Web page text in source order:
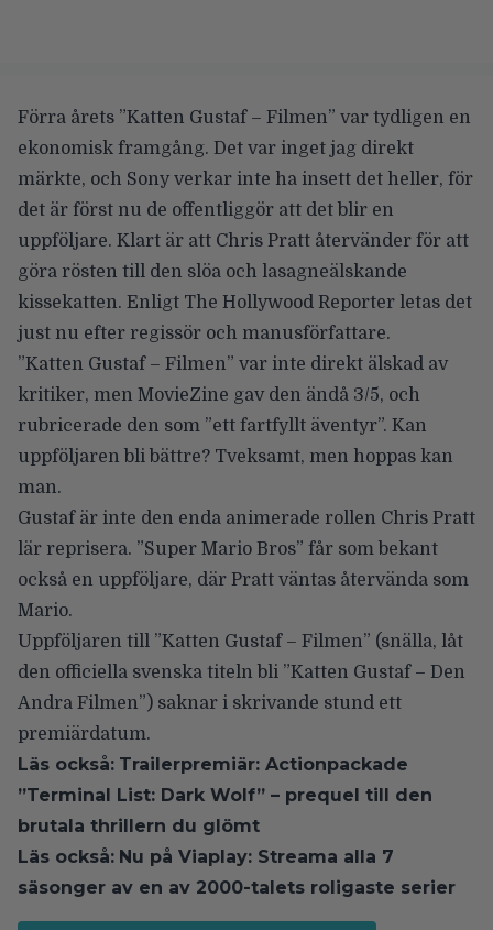
Förra årets ”Katten Gustaf – Filmen” var tydligen en
ekonomisk framgång. Det var inget jag direkt
märkte, och Sony verkar inte ha insett det heller, för
det är först nu de offentliggör att det blir en
uppföljare. Klart är att Chris Pratt återvänder för att
göra rösten till den slöa och lasagneälskande
kissekatten. Enligt The Hollywood Reporter letas det
just nu efter regissör och manusförfattare.
”Katten Gustaf – Filmen” var inte direkt älskad av
kritiker, men MovieZine gav den ändå 3/5, och
rubricerade den som ”ett fartfyllt äventyr”. Kan
uppföljaren bli bättre? Tveksamt, men hoppas kan
man.
Gustaf är inte den enda animerade rollen Chris Pratt
lär reprisera. ”Super Mario Bros” får som bekant
också en uppföljare, där Pratt väntas återvända som
Mario.
Uppföljaren till ”Katten Gustaf – Filmen” (snälla, låt
den officiella svenska titeln bli ”Katten Gustaf – Den
Andra Filmen”) saknar i skrivande stund ett
premiärdatum.
Läs också: Trailerpremiär: Actionpackade
”Terminal List: Dark Wolf” – prequel till den
brutala thrillern du glömt
Läs också: Nu på Viaplay: Streama alla 7
säsonger av en av 2000-talets roligaste serier